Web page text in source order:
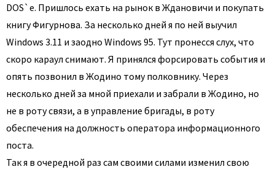
DOS`е. Пришлось ехать на рынок в Ждановичи и покупать
книгу Фигурнова. За несколько дней я по ней выучил
Windows 3.11 и заодно Windows 95. Тут пронесся слух, что
скоро караул снимают. Я принялся форсировать события и
опять позвонил в Жодино тому полковнику. Через
несколько дней за мной приехали и забрали в Жодино, но
не в роту связи, а в управление бригады, в роту
обеспечения на должность оператора информационного
поста.
Так я в очередной раз сам своими силами изменил свою